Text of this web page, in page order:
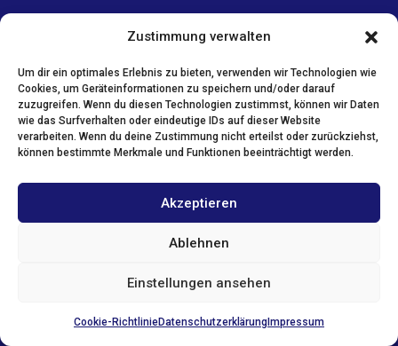
Zustimmung verwalten
Um dir ein optimales Erlebnis zu bieten, verwenden wir Technologien wie
Cookies, um Geräteinformationen zu speichern und/oder darauf
zuzugreifen. Wenn du diesen Technologien zustimmst, können wir Daten
wie das Surfverhalten oder eindeutige IDs auf dieser Website
verarbeiten. Wenn du deine Zustimmung nicht erteilst oder zurückziehst,
können bestimmte Merkmale und Funktionen beeinträchtigt werden.
Akzeptieren
Ablehnen
Einstellungen ansehen
Cookie-RichtlinieDatenschutzerklärung Impressum